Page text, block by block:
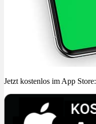
Jetzt kostenlos im App Store: